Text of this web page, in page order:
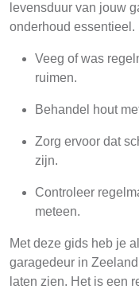
levensduur van jouw
onderhoud
Veeg of was
ruimen.
Behandel hout
Zorg ervoor dat
zijn.
Controleer
meteen.
Met deze gids heb je
garagedeur in
laten zien. Het is een